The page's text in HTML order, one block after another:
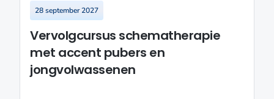
28 september 2027
Vervolgcursus schematherapie
met accent pubers en
jongvolwassenen